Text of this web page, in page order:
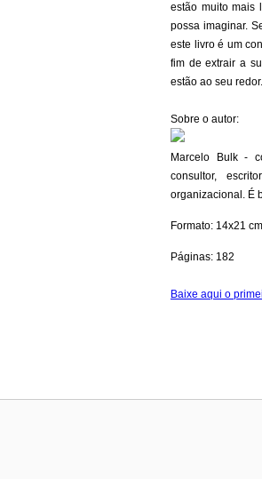
estão muito mais
possa imaginar.
este livro é um
fim de extrair a
estão ao seu redor.
Sobre o autor:
Marcelo Bulk -
consultor,
organizacional. É
Formato: 14x21
Páginas: 182
Baixe aqui o